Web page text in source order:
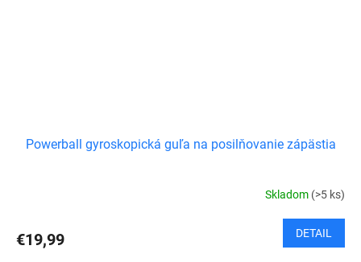
Powerball gyroskopická guľa na posilňovanie zápästia
Skladom (>5 ks)
€19,99 DETAIL